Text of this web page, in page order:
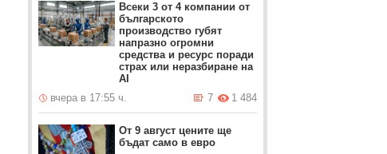
Всеки 3 от 4 компании от
българското
производство губят
напразно огромни
средства и ресурс поради
страх или неразбиране на
AI
вчера в 17:55 ч.
1 484
7
От 9 август цените ще
бъдат само в евро